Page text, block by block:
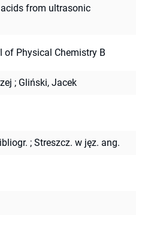
from ultrasonic
of Physical Chemistry B
; Gliński, Jacek
; Streszcz. w jęz. ang.